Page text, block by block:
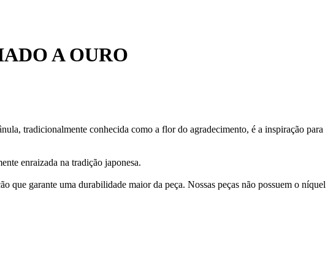
A OURO
tradicionalmente conhecida como a flor do agradecimento, é a inspiração para
enraizada na tradição japonesa.
que garante uma durabilidade maior da peça. Nossas peças não possuem o níquel